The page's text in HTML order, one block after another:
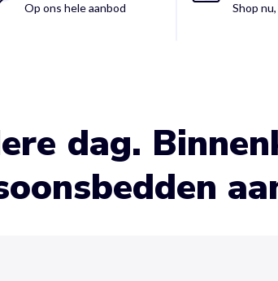
Op ons hele aanbod Shop
dag.